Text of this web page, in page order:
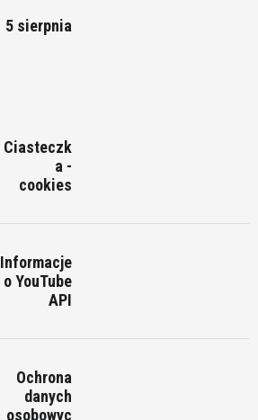
5 sierpnia
Ciasteczk
a -
cookies
Informacje
o YouTube
API
Ochrona
danych
osobowyc